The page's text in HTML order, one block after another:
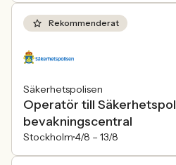
Rekommenderat
Säkerhetspolisen
Operatör till
bevakningscentral
Stockholm4/8 – 13/8